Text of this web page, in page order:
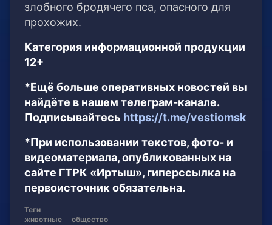
злобного бродячего пса, опасного для
прохожих.
Категория информационной продукции
12+
*Ещё больше оперативных новостей вы
найдёте в нашем телеграм-канале.
Подписывайтесь https://t.me/vestiomsk
*При использовании текстов, фото- и
видеоматериала, опубликованных на
сайте ГТРК «Иртыш», гиперссылка на
первоисточник обязательна.
Теги
животные
общество